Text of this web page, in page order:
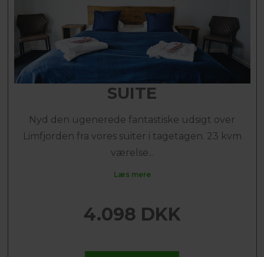
SUITE
Nyd den ugenerede fantastiske udsigt over
Limfjorden fra vores suiter i tagetagen. 23 kvm
værelse...
Læs mere
4.098 DKK